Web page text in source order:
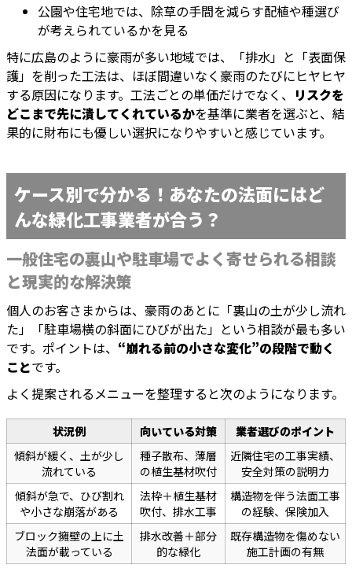
公園や住宅地では、除草の手間を減らす配植や種選び
が考えられているかを見る
特に広島のように豪雨が多い地域では、「排水」と「表面保
護」を削った工法は、ほぼ間違いなく豪雨のたびにヒヤヒヤ
する原因になります。工法ごとの単価だけでなく、 リスクを
どこまで先に潰してくれているかを基準に業者を選ぶと、結
果的に財布にも優しい選択になりやすいと感じています。
ケース別で分かる！あなたの法面にはど
んな緑化工事業者が合う？
一般住宅の裏山や駐車場でよく寄せられる相談
と現実的な解決策
個人のお客さまからは、豪雨のあとに「裏山の土が少し流れ
た」「駐車場横の斜面にひびが出た」という相談が最も多い
です。ポイントは、 “崩れる前の小さな変化”の段階で動く
ことです。
よく提案されるメニューを整理すると次のようになります。
状況例 向いている対策
業者選びのポイント
傾斜が緩く、土が少し
流れている
種子散布、薄層
の植生基材吹付
近隣住宅の工事実績、
安全対策の説明力
傾斜が急で、ひび割れ
や小さな崩落がある
法枠＋植生基材
吹付、排水工事
構造物を伴う法面工事
の経験、保険加入
ブロック擁壁の上に土
法面が載っている
排水改善＋部分
的な緑化
既存構造物を傷めない
施工計画の有無